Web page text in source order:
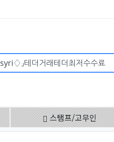
검색어 필수
스탬프/고무인